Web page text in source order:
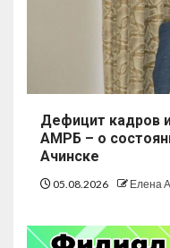
Дефицит кадров
АМРБ – о
Ачинске
05.08.2026 Елена